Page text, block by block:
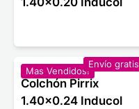
Mas Vendidos!
Envío gratis
Colchón Pirrix
1.40x0.24 Inducol